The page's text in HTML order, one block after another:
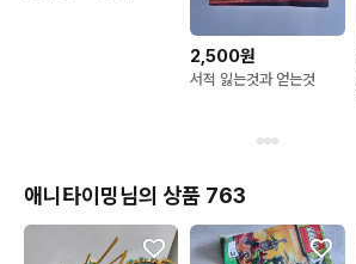
2,500원
서적 잃는것과 얻는것
애니타이밍님의 상품 763